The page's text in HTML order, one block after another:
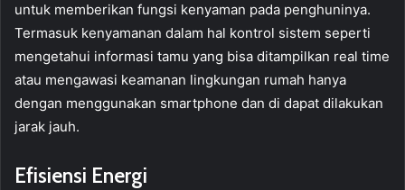
untuk memberikan fungsi kenyaman pada penghuninya.
Termasuk kenyamanan dalam hal kontrol sistem seperti
mengetahui informasi tamu yang bisa ditampilkan real time
atau mengawasi keamanan lingkungan rumah hanya
dengan menggunakan smartphone dan di dapat dilakukan
jarak jauh.
Efisiensi Energi